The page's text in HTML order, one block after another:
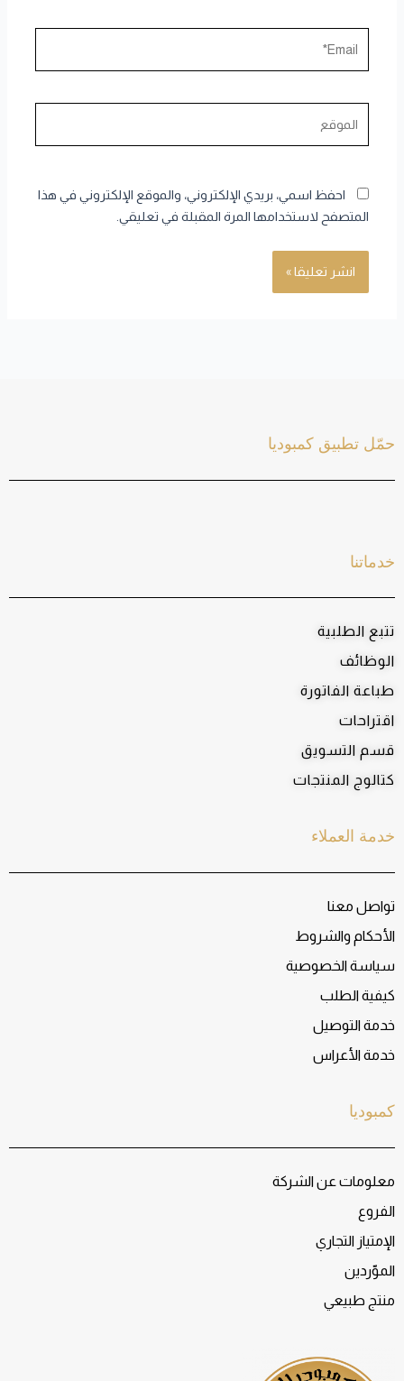
احفظ اسمي، بريدي الإلكتروني، والموقع الإلكتروني في هذا
المتصفح لاستخدامها المرة المقبلة في تعليقي.
كمبوديا
معلومات عن الشركة
الفروع
الإمتياز التجاري
الموّردين
منتج طبيعي
خدمة العملاء
تواصل معنا
الأحكام والشروط
سياسة الخصوصية
كيفية الطلب
خدمة التوصيل
خدمة الأعراس
خدماتنا
تتبع الطلبية
الوظائف
طباعة الفاتورة
اقتراحات
قسم التسويق
كتالوج المنتجات
حمّل تطبيق كمبوديا